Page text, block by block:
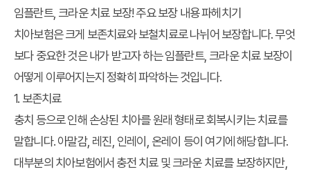
임플란트, 크라운 치료 보장! 주요 보장 내용 파헤치기
치아보험은 크게 보존치료와 보철치료로 나뉘어 보장합니다. 무엇
보다 중요한 것은 내가 받고자 하는 임플란트, 크라운 치료 보장이
어떻게 이루어지는지 정확히 파악하는 것입니다.
1. 보존치료
충치 등으로 인해 손상된 치아를 원래 형태로 회복시키는 치료를
말합니다. 아말감, 레진, 인레이, 온레이 등이 여기에 해당합니다.
대부분의 치아보험에서 충전 치료 및 크라운 치료를 보장하지만,